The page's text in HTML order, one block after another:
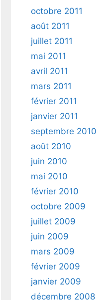
octobre 2011
août 2011
juillet 2011
mai 2011
avril 2011
mars 2011
février 2011
janvier 2011
septembre 2010
août 2010
juin 2010
mai 2010
février 2010
octobre 2009
juillet 2009
juin 2009
mars 2009
février 2009
janvier 2009
décembre 2008